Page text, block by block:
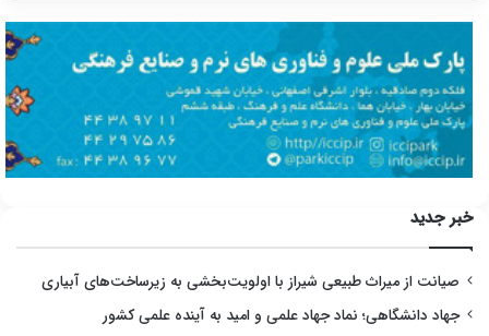
خبر جدید
صیانت از میراث طبیعی شیراز با اولویت‌بخشی به زیرساخت‌های آبیاری
جهاد دانشگاهی؛ نماد جهاد علمی و امید به آینده علمی کشور